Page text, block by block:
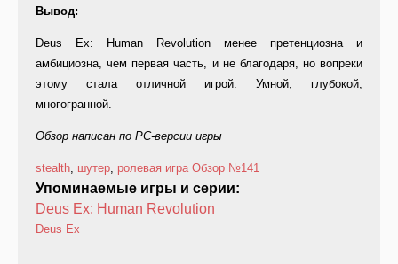
Вывод:
Deus Ex: Human Revolution менее претенциозна и
амбициозна, чем первая часть, и не благодаря, но вопреки
этому стала отличной игрой. Умной, глубокой,
многогранной.
Обзор написан по PC-версии игры
stealth, шутер, ролевая игра Обзор №141
Упоминаемые игры и серии:
Deus Ex: Human Revolution
Deus Ex